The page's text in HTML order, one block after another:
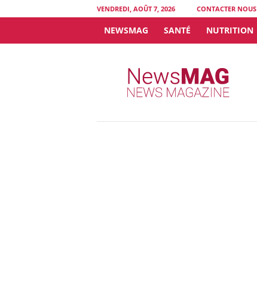
VENDREDI, AOÛT 7, 2026 CONTACTER NOUS
NEWSMAG SANTÉ NUTRITION